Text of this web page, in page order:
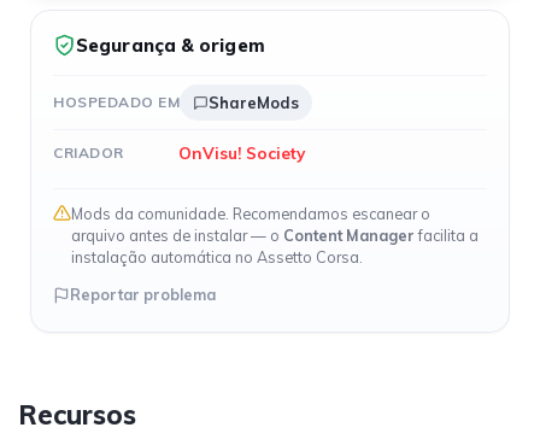
Segurança & origem
HOSPEDADO EM ShareMods
CRIADOR OnVisu! Society
Mods da comunidade. Recomendamos escanear o
arquivo antes de instalar — o Content Managerfacilita a
instalação automática no Assetto Corsa.
Reportar problema
Recursos